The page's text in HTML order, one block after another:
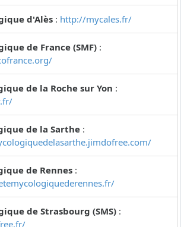
d'Alès : http://mycales.fr/
de France (SMF) :
de la Roche sur Yon :
de la Sarthe :
de Rennes :
de Strasbourg (SMS) :